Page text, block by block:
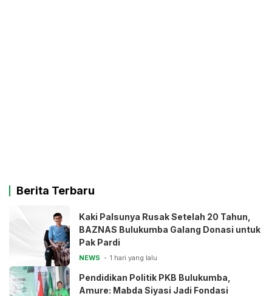
Berita Terbaru
Kaki Palsunya Rusak Setelah 20 Tahun,
BAZNAS Bulukumba Galang Donasi untuk
Pak Pardi
NEWS 1 hari yang lalu
Pendidikan Politik PKB Bulukumba,
Amure: Mabda Siyasi Jadi Fondasi